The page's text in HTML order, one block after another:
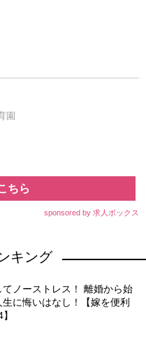
園
ちら
sponsored by 求人ボックス
キング
ノーストレス！ 離婚から始
に悔いはなし！【嫁を便利